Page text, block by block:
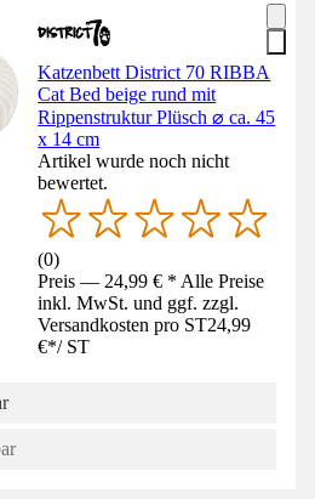
Katzenbett District 70 RIBBA
Cat Bed beige rund mit
Rippenstruktur Plüsch ⌀ ca. 45
x 14 cm
Artikel wurde noch nicht
bewertet.
(0)
Preis — 24,99 € * Alle Preise
inkl. MwSt. und ggf. zzgl.
Versandkosten pro ST24,99
€*/ ST